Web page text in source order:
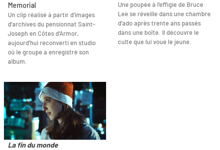
Memorial
Un clip réalisé à partir d’images
d’archives du pensionnat Saint-
Joseph en Côtes d’Armor,
aujourd’hui reconverti en studio
où le groupe a enregistré son
album.
Une poupée à l’effigie de Bruce
Lee se réveille dans une chambre
d’ado après trente ans passés
dans une boîte. Il découvre le
culte que lui voue le jeune.
La fin du monde